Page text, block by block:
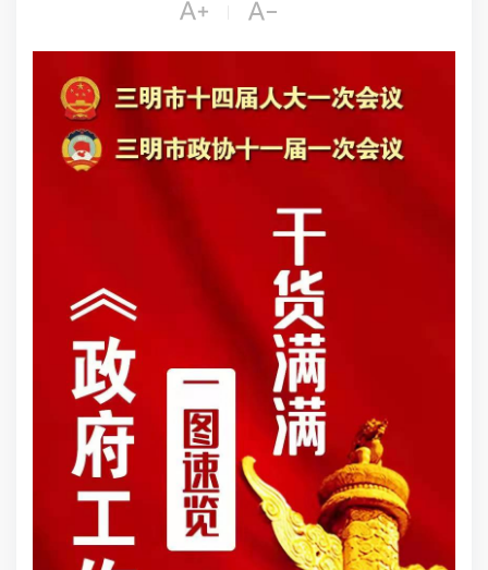
 